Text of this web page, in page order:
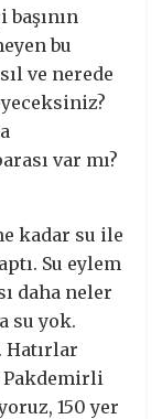
bu
ve nerede
var mı?
kadar su ile
Su eylem
daha neler
su yok.
Hatırlar
Pakdemirli
150 yer